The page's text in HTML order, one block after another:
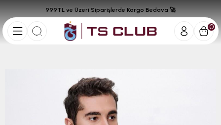
0
999TL ve Üzeri Siparişlerde Kargo Bedava 🚀